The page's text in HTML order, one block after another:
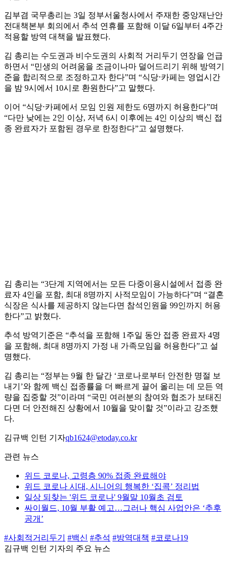
김부겸 국무총리는 3일 정부서울청사에서 주재한 중앙재난안
전대책본부 회의에서 추석 연휴를 포함해 이달 6일부터 4주간
적용할 방역 대책을 발표했다.
김 총리는 수도권과 비수도권의 사회적 거리두기 연장을 언급
하면서 “민생의 어려움을 조금이나마 덜어드리기 위해 방역기
준을 합리적으로 조정하고자 한다”며 “식당⋅카페는 영업시간
을 밤 9시에서 10시로 환원한다”고 말했다.
이어 “식당⋅카페에서 모임 인원 제한도 6명까지 허용한다”며
“다만 낮에는 2인 이상, 저녁 6시 이후에는 4인 이상의 백신 접
종 완료자가 포함된 경우로 한정한다”고 설명했다.
김 총리는 “3단계 지역에서는 모든 다중이용시설에서 접종 완
료자 4인을 포함, 최대 8명까지 사적모임이 가능하다”며 “결혼
식장은 식사를 제공하지 않는다면 참석인원을 99인까지 허용
한다”고 밝혔다.
추석 방역기준은 “추석을 포함해 1주일 동안 접종 완료자 4명
을 포함해, 최대 8명까지 가정 내 가족모임을 허용한다”고 설
명했다.
김 총리는 “정부는 9월 한 달간 ‘코로나로부터 안전한 명절 보
내기’와 함께 백신 접종률을 더 빠르게 끌어 올리는 데 모든 역
량을 집중할 것”이라며 “국민 여러분의 참여와 협조가 보태진
다면 더 안전해진 상황에서 10월을 맞이할 것”이라고 강조했
다.
김규백 인턴 기자qb1624@etoday.co.kr
관련 뉴스
위드 코로나, 고령층 90% 접종 완료해야
위드 코로나 시대, 시니어의 행복한 ‘집콕’ 정리법
일상 되찾는 '위드 코로나' 9월말 10월초 검토
싸이월드, 10월 부활 예고…그러나 핵심 사업안은 ‘추후
공개’
#사회적거리두기 #백신 #추석 #방역대책 #코로나19
김규백 인턴 기자의 주요 뉴스